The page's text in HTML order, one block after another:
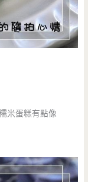
米蛋糕有點像